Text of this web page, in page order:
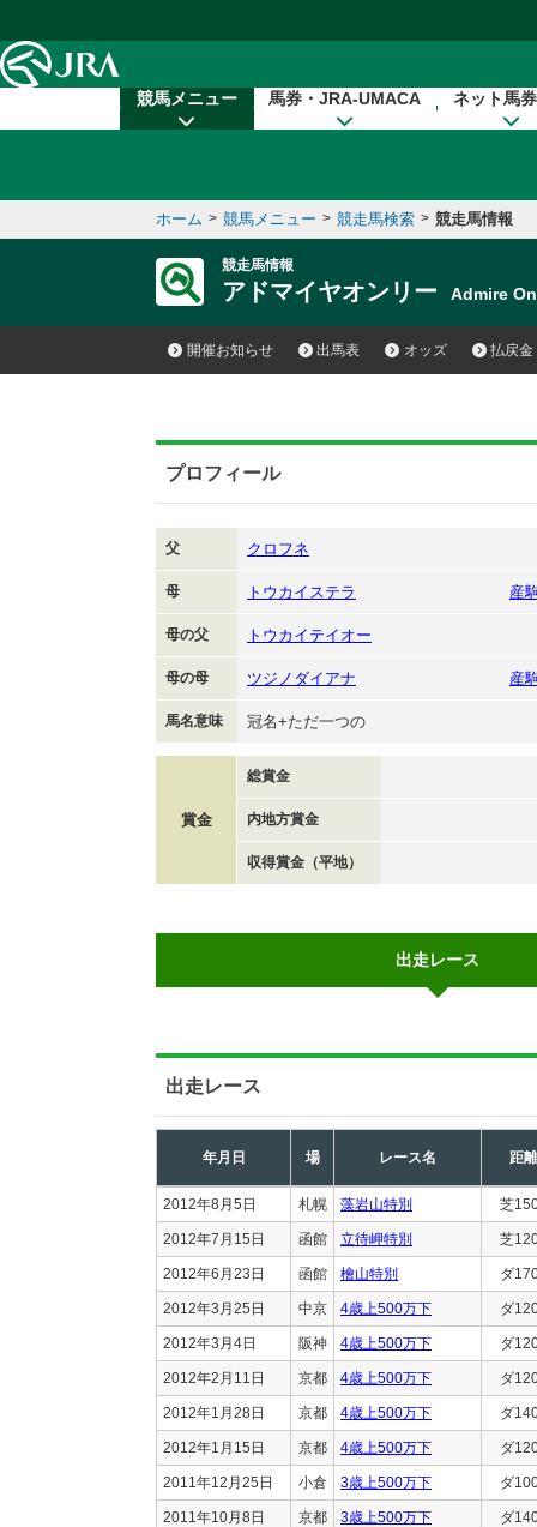
競馬メニュー 馬券・JRA-UMACA ネット馬
ホーム > 競馬メニュー > 競走馬検索 > 競走馬情報
競走馬情報
アドマイヤオンリー Admire
開催お知らせ 出馬表 オッズ 払戻金
プロフィール
父 クロフネ
母 トウカイステラ 産
母の父 トウカイテイオー
母の母 ツジノダイアナ 産
馬名意味 冠名+ただ一つの
賞金
総賞金
内地方賞金
収得賞金（平地）
出走レース
出走レース
年月日 場 レース名 距離
2012年8月5日 札幌 藻岩山特別 芝
2012年7月15日 函館 立待岬特別 芝
2012年6月23日 函館 檜山特別 ダ
2012年3月25日 中京 4歳上500万下 ダ
2012年3月4日 阪神 4歳上500万下 ダ
2012年2月11日 京都 4歳上500万下 ダ
2012年1月28日 京都 4歳上500万下 ダ
2012年1月15日 京都 4歳上500万下 ダ
2011年12月25日 小倉 3歳上500万下 ダ
2011年10月8日 京都 3歳上500万下 ダ